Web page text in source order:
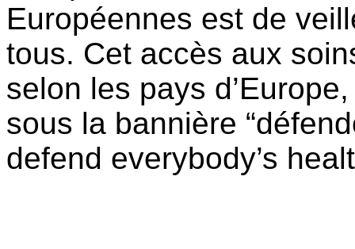
Européennes est de
tous. Cet accès aux
selon les pays
sous la bannière
defend everybody’s